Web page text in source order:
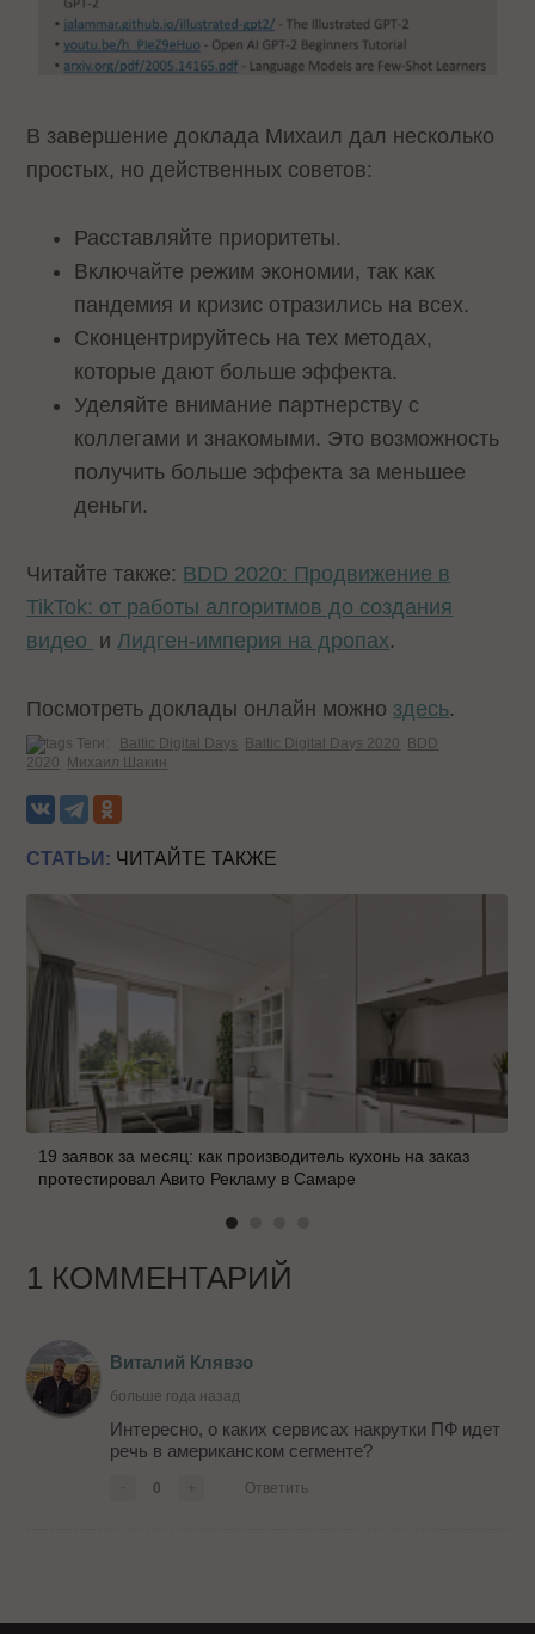
В завершение доклада Михаил дал несколько
простых, но действенных советов:
Расставляйте приоритеты.
Включайте режим экономии, так как
пандемия и кризис отразились на всех.
Сконцентрируйтесь на тех методах,
которые дают больше эффекта.
Уделяйте внимание партнерству с
коллегами и знакомыми. Это возможность
получить больше эффекта за меньшее
деньги.
Читайте также: BDD 2020: Продвижение в
TikTok: от работы алгоритмов до создания
видео и Лидген-империя на дропах.
Посмотреть доклады онлайн можно здесь.
Теги: Baltic Digital Days Baltic Digital Days 2020
BDD
2020
Михаил Шакин
СТАТЬИ: ЧИТАЙТЕ ТАКЖЕ
19 заявок за месяц: как производитель кухонь на заказ
протестировал Авито Рекламу в Самаре
1 КОММЕНТАРИЙ
Виталий Клявзо
больше года назад
Интересно, о каких сервисах накрутки ПФ идет
речь в американском сегменте?
0 Ответить